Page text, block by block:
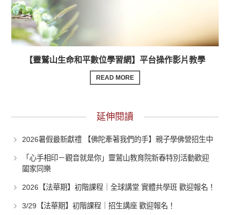
【靈鷲山生命和平數位學習網】平台操作影片教學
READ MORE
延伸閱讀
2026暑假最新獻禮 【佛陀牽著我們的手】親子學佛營招生中
「心手相印－觀音就是你」靈鷲山教育院新春特別活動歡迎
闔家同樂
2026【法華期】初階課程｜全球講堂 實體共學班 歡迎報名！
3/29【法華期】初階課程｜招生講座 歡迎報名！